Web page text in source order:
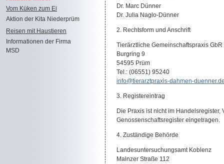
Vom Küken zum Ei
Aktion der Kita Niederprüm
Reisen mit Haustieren
Informationen der Firma
MSD
Dr. Marc Dünner
Dr. Julia Naglo-Dünner
2. Rechtsform und Anschrift
Tierärztliche Gemeinschaftspraxis GbR
54595 Prüm
Tel.:
info@tierarztpraxis-dahmen-
3. Registereintrag
Die Praxis ist nicht im
Genossenschaftsregister eingetragen.
4. Zuständige Behörde
Landesuntersuchungsamt Koblenz
Mainzer Straße 112